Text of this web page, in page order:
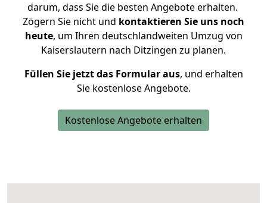
darum, dass Sie die besten Angebote erhalten.
Zögern Sie nicht und kontaktieren Sie uns noch
heute, um Ihren deutschlandweiten Umzug von
Kaiserslautern nach Ditzingen zu planen.
Füllen Sie jetzt das Formular aus, und erhalten
Sie kostenlose Angebote.
Kostenlose Angebote erhalten